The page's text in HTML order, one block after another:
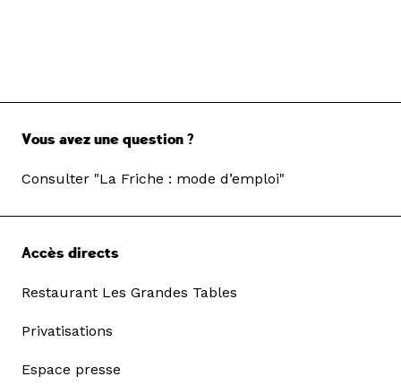
Vous avez une question ?
Consulter "La Friche : mode d’emploi"
Accès directs
Restaurant Les Grandes Tables
Privatisations
Espace presse